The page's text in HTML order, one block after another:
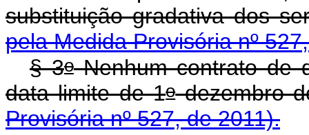
substituição gradativa dos
pela Medida Provisória nº
§ 3oNenhum contrato de
data limite de 1odezembro
Provisória nº 527, de 2011).